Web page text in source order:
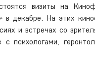
визиты на
декабре. На этих
и встречах со
психологами,